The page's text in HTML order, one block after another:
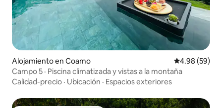
Alojamiento en Coamo Calificación
4.98 (59)
Campo 5 · Piscina climatizada y vistas a la montaña
Calidad-precio · Ubicación · Espacios exteriores